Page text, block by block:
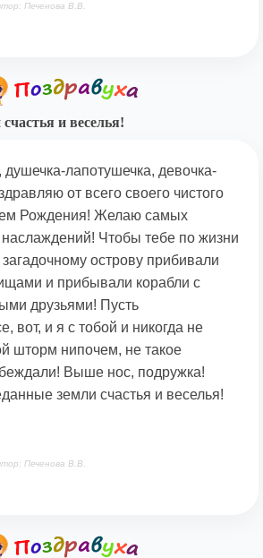
Печенова В.В.
и веселья!
душечка-лапотушечка, девочка-
от всего своего чистого
Рождения! Желаю самых
наслаждений! Чтобы тебе по жизни
острову прибивали
и прибывали корабли с
друзьями! Пусть
вот, и я с тобой и никогда не
шторм нипочем, не такое
Выше нос, подружка!
земли счастья и веселья!
Печенова В.В.